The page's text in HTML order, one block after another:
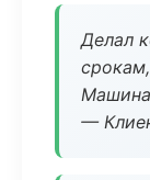
Делал
Машина
—